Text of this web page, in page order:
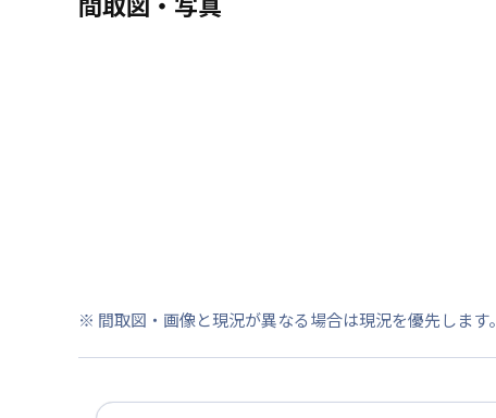
※ 間取図・画像と現況が異なる場合は現況を優先します。